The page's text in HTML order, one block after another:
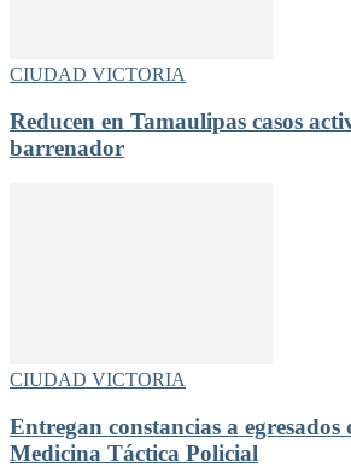
CIUDAD VICTORIA
Reducen en Tamaulipas casos
barrenador
CIUDAD VICTORIA
Entregan constancias a egresados
Medicina Táctica Policial